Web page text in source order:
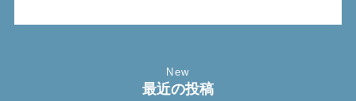
New
最近の投稿